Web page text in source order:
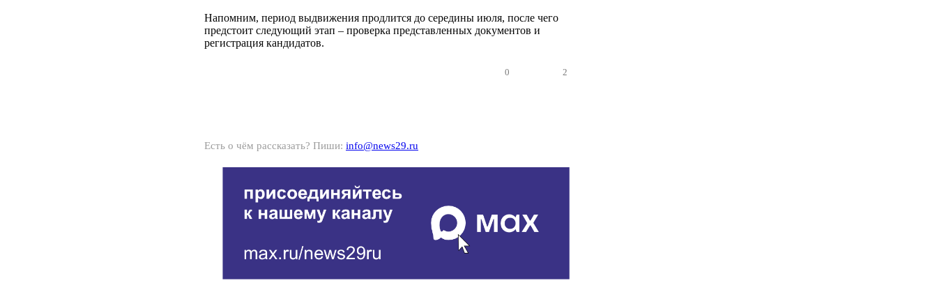
Напомним, период выдвижения продлится до середины июля, после чего
предстоит следующий этап – проверка представленных документов и
регистрация кандидатов.
0 2
Есть о чём рассказать? Пиши: info@news29.ru